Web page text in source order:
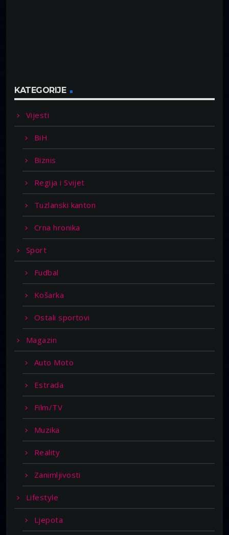
KATEGORIJE
Vijesti
BiH
Biznis
Regija i Svijet
Tuzlanski kanton
Crna hronika
Sport
Fudbal
Košarka
Ostali sportovi
Magazin
Auto Moto
Estrada
Film/TV
Muzika
Reality
Zanimljivosti
Lifestyle
Ljepota